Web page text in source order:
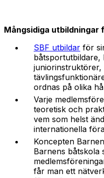
Mångsidiga utbildningar
SBF utbildar för
båtsportutbildare,
juniorinstruktörer,
ordnas på olika
Varje
teoretisk och
vem som helst
internationella
Koncepten
Barnens båtskola
får man ett